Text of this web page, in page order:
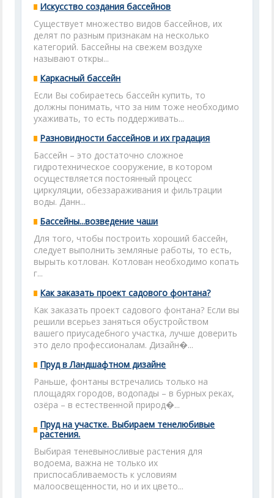
Искусство создания бассейнов
Существует множество видов бассейнов, их
делят по разным признакам на несколько
категорий. Бассейны на свежем воздухе
называют откры...
Каркасный бассейн
Если Вы собираетесь бассейн купить, то
должны понимать, что за ним тоже необходимо
ухаживать, то есть поддерживать...
Разновидности бассейнов и их градация
Бассейн – это достаточно сложное
гидротехническое сооружение, в котором
осуществляется постоянный процесс
циркуляции, обеззараживания и фильтрации
воды. Данн...
Бассейны...возведение чаши
Для того, чтобы построить хороший бассейн,
следует выполнить земляные работы, то есть,
вырыть котлован. Котлован необходимо копать
г...
Как заказать проект садового фонтана?
Как заказать проект садового фонтана? Если вы
решили всерьез заняться обустройством
вашего приусадебного участка, лучше доверить
это дело профессионалам. Дизайн�...
Пруд в Ландшафтном дизайне
Раньше, фонтаны встречались только на
площадях городов, водопады – в бурных реках,
озёра – в естественной природ�...
Пруд на участке. Выбираем тенелюбивые
растения.
Выбирая теневыносливые растения для
водоема, важна не только их
приспосабливаемость к условиям
малоосвещенности, но и их цвето...